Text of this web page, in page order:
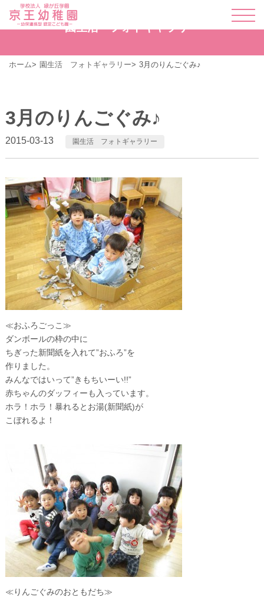
園生活 フォトギャラリー
ホーム 園生活 フォトギャラリー 3月のりんごぐみ♪
3月のりんごぐみ♪
2015-03-13 園生活 フォトギャラリー
≪おふろごっこ≫
ダンボールの枠の中に
ちぎった新聞紙を入れて”おふろ”を
作りました。
みんなではいって”きもちいーい!!”
赤ちゃんのダッフィーも入っています。
ホラ！ホラ！暴れるとお湯(新聞紙)が
こぼれるよ！
≪りんごぐみのおともだち≫